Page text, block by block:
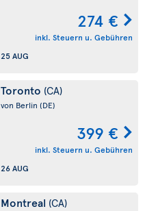
274 €
inkl. Steuern u. Gebühren
25 AUG
Toronto (CA)
von Berlin (DE)
399 €
inkl. Steuern u. Gebühren
26 AUG
Montreal (CA)